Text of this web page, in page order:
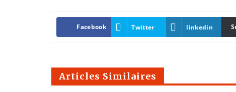
Facebook Twitter linkedin
Articles Similaires